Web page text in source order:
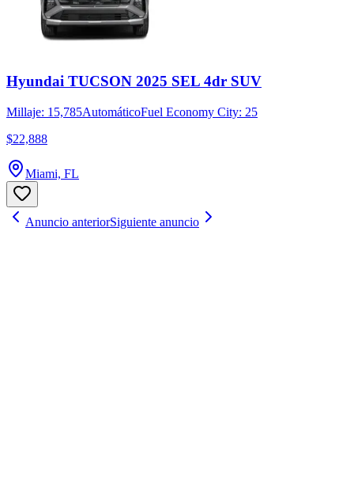
Hyundai TUCSON 2025 SEL 4dr SUV
Millaje: 15,785AutomáticoFuel Economy City: 25
$22,888
Miami, FL
Anuncio anteriorSiguiente anuncio